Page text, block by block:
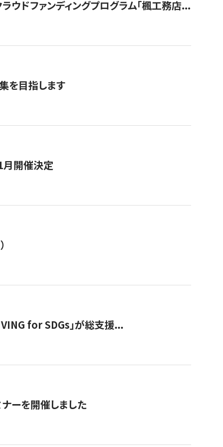
ドファンディングプログラム「楓工務店...
を目指します
月開催決定
for SDGs」が総支援...
ーを開催しました